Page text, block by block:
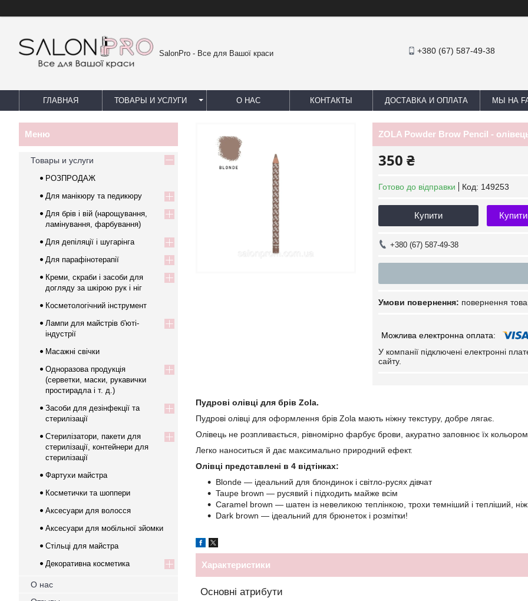
SalonPro - Все для Вашої краси +380 (67) 587-49-38
ГЛАВНАЯ ТОВАРЫ И УСЛУГИ О НАС КОНТАКТЫ ДОСТАВКА И ОПЛАТА МЫ НА
ZOLA Powder Brow Pencil -
350 ₴
Готово до відправки Код: 149253
Купити
+380 (67) 587-49-38
повернення
У компанії підключені електронні
сайту.
Пудрові олівці для брів Zola.
Пудрові олівці для оформлення брів Zola мають ніжну текстуру, добре лягає.
Олівець не розпливається, рівномірно фарбує брови, акуратно заповнює їх
Легко наноситься й дає максимально природний ефект.
Олівці представлені в 4 відтінках:
Blonde — ідеальний для блондинок і світло-русях дівчат
Taupe brown — русявий і підходить майже всім
Caramel brown — шатен із невеликою теплінкою, трохи темніший і тепліший,
Dark brown — ідеальний для брюнеток і розмітки!
Характеристики
Основні атрибути
Товары и услуги
РОЗПРОДАЖ
Для манікюру та педикюру
Для брів і вій (нарощування,
ламінування, фарбування)
Для депіляції і шугарінга
Для парафінотерапії
Креми, скраби і засоби для
догляду за шкірою рук і ніг
Косметологічний інструмент
Лампи для майстрів б'юті-
індустрії
Масажні свічки
Одноразова продукція
(серветки, маски, рукавички
простирадла і т. д.)
Засоби для дезінфекції та
стерилізації
Стерилізатори, пакети для
стерилізації, контейнери для
стерилізації
Фартухи майстра
Косметички та шоппери
Аксесуари для волосся
Аксесуари для мобільної зйомки
Стільці для майстра
Декоративна косметика
О нас